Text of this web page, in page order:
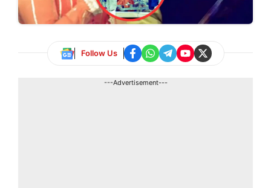
Follow Us
---Advertisement---